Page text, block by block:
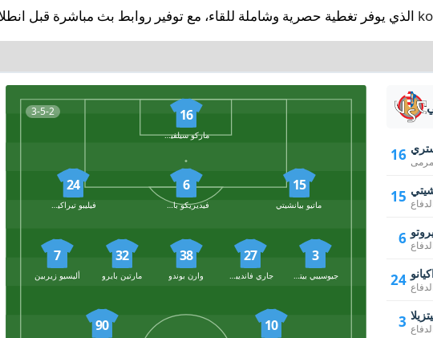
الذي يوفر تغطية حصرية وشاملة للقاء، مع توفير روابط بث مباشرة قبل
3-5-2 16
ماركو سيلفيستري
15
ماتيو بيانشيتي
6
فيديريكو باشيروتو
24
فيليبو تيراكيانو
3
27
38
وارن بوندو
32
مارتين بايرو
7
أليسيو زيربين
10
90
16
15
6
24
3